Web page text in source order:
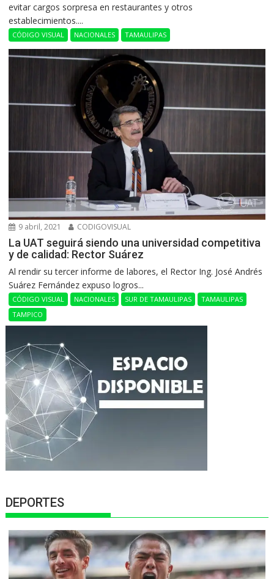
evitar cargos sorpresa en restaurantes y otros
establecimientos....
CÓDIGO VISUAL NACIONALES TAMAULIPAS
9 abril, 2021 CODIGOVISUAL
La UAT seguirá siendo una universidad competitiva
y de calidad: Rector Suárez
Al rendir su tercer informe de labores, el Rector Ing. José Andrés
Suárez Fernández expuso logros...
CÓDIGO VISUAL NACIONALES SUR DE TAMAULIPAS
TAMAULIPAS
TAMPICO
DEPORTES